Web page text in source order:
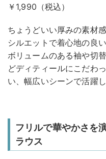
￥1,990（税込）
ちょうどいい厚みの素材
シルエットで着心地の良
ボリュームのある袖や切
どディティールにこだわ
い、幅広いシーンで活躍
フリルで華やかさを
ラウス